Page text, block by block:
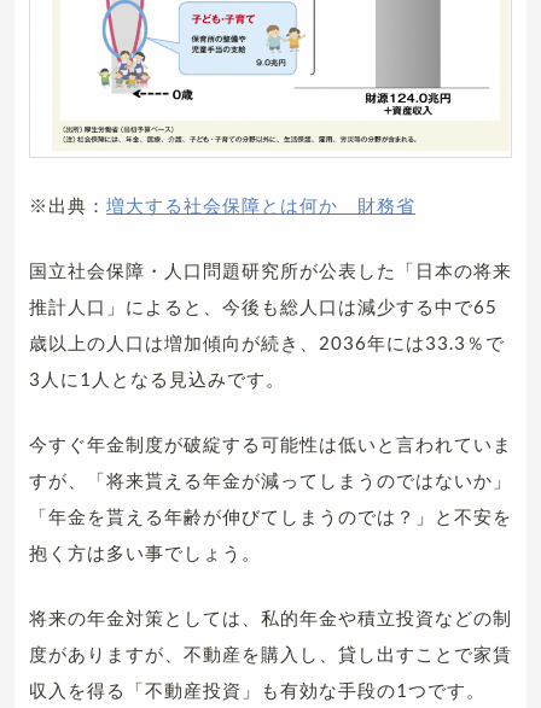
※出典： 増大する社会保障とは何か 財務省
国立社会保障・人口問題研究所が公表した「日本の将来
推計人口」によると、今後も総人口は減少する中で65
歳以上の人口は増加傾向が続き、2036年には33.3％で
3人に1人となる見込みです。
今すぐ年金制度が破綻する可能性は低いと言われていま
すが、「将来貰える年金が減ってしまうのではないか」
「年金を貰える年齢が伸びてしまうのでは？」と不安を
抱く方は多い事でしょう。
将来の年金対策としては、私的年金や積立投資などの制
度がありますが、不動産を購入し、貸し出すことで家賃
収入を得る「不動産投資」も有効な手段の1つです。